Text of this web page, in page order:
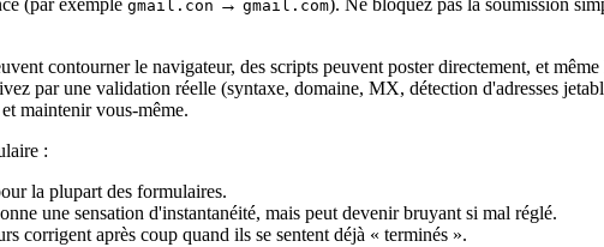
(par exemple gmail.con → gmail.com). Ne bloquez pas la soumission
contourner le navigateur, des scripts peuvent poster directement, et
par une validation réelle (syntaxe, domaine, MX, détection d'adresses
maintenir vous‑même.
:
la plupart des formulaires.
une sensation d'instantanéité, mais peut devenir bruyant si mal réglé.
corrigent après coup quand ils se sentent déjà « terminés ».